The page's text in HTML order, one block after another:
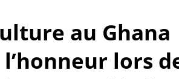
au Ghana
lors